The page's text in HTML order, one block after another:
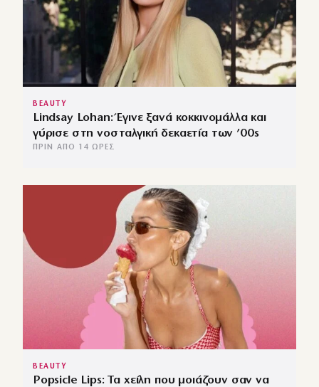
BEAUTY
Lindsay Lohan: Έγινε ξανά κοκκινομάλλα και
γύρισε στη νοσταλγική δεκαετία των ’00s
ΠΡΙΝ ΑΠΌ 14 ΏΡΕΣ
BEAUTY
Popsicle Lips: Τα χείλη που μοιάζουν σαν να